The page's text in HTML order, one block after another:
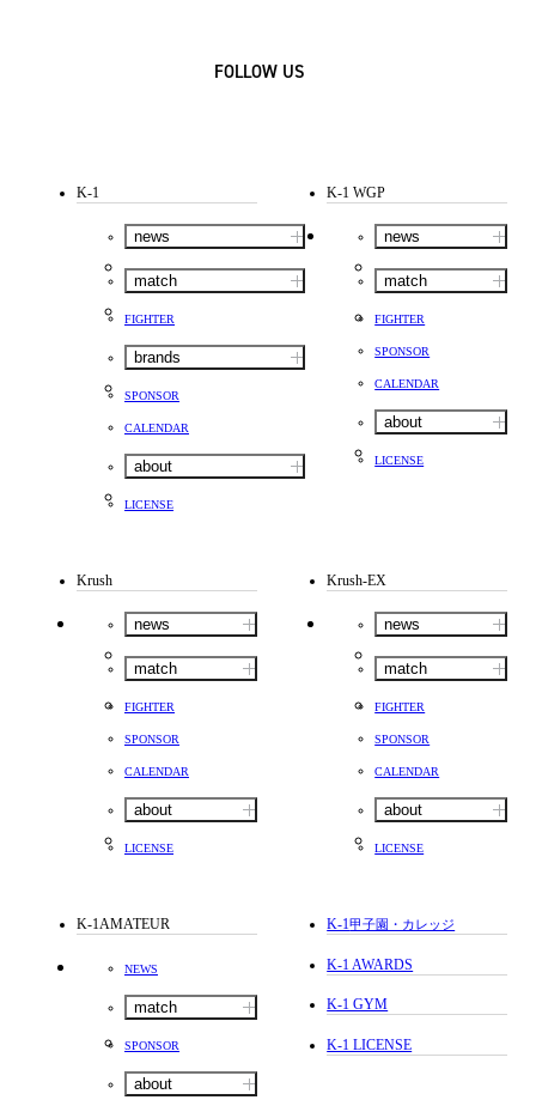
FOLLOW US
K-1
news
match
FIGHTER
brands
SPONSOR
CALENDAR
about
LICENSE
K-1 WGP
news
match
FIGHTER
SPONSOR
CALENDAR
about
LICENSE
Krush
news
match
FIGHTER
SPONSOR
CALENDAR
about
LICENSE
Krush-EX
news
match
FIGHTER
SPONSOR
CALENDAR
about
LICENSE
K-1AMATEUR
NEWS
match
SPONSOR
about
K-1甲子園・カレッジ
K-1 AWARDS
K-1 GYM
K-1 LICENSE